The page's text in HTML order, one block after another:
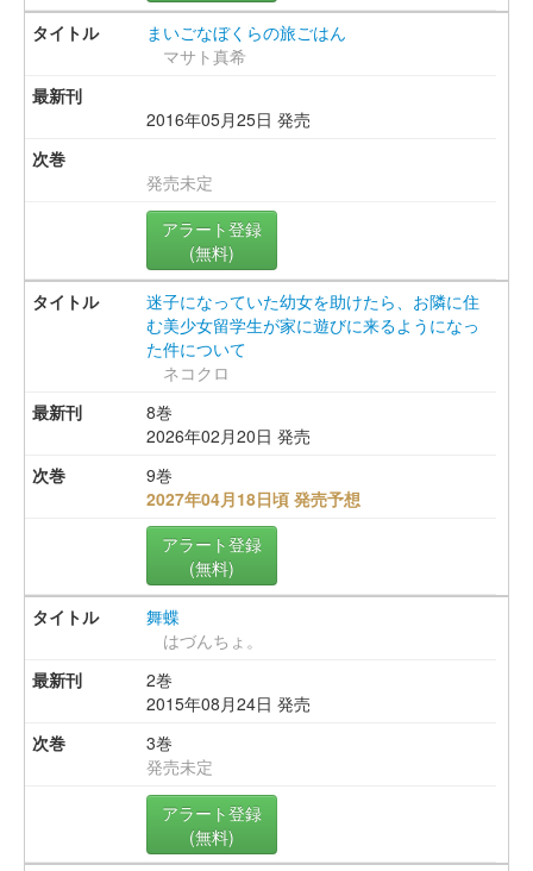
まいごなぼくらの旅ごはん
マサト真希
2016年05月25日 発売
発売未定
アラート登録
(無料)
迷子になっていた幼女を助けたら、お隣に住
む美少女留学生が家に遊びに来るようになっ
た件について
ネコクロ
8巻
2026年02月20日 発売
9巻
2027年04月18日頃 発売予想
アラート登録
(無料)
舞蝶
はづんちょ。
2巻
2015年08月24日 発売
3巻
発売未定
アラート登録
(無料)